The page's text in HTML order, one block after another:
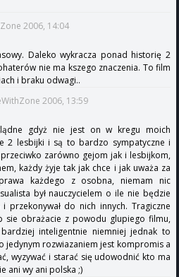
2006, 14:04
Daleko wykracza ponad historię 2
nie ma kszego znaczenia. To film
i braku odwagi..
2006, 13:59
gdyż nie jest on w kregu moich
2 lesbijki i są to bardzo sympatyczne i
zarówno gejom jak i lesbijkom,
każdy żyje tak jak chce i jak uważa za
każdego z osobna, niemam nic
był nauczycielem o ile nie będzie
przekonywał do nich innych. Tragiczne
sie obrażacie z powodu glupiego filmu,
inteligentnie niemniej jednak to
jedynym rozwiazaniem jest kompromis a
wyzywać i starać się udowodnić kto ma
ani wy ani polska ;)